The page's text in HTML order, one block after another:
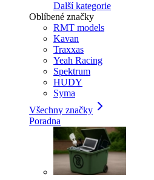
Další kategorie
Oblíbené značky
RMT models
Kavan
Traxxas
Yeah Racing
Spektrum
HUDY
Syma
Všechny značky
Poradna